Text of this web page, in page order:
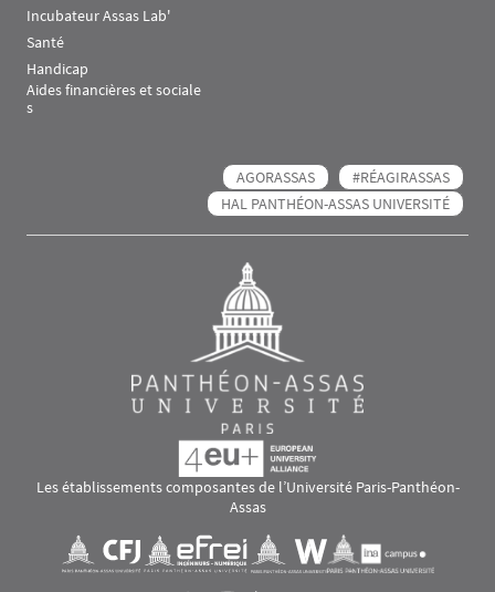
Incubateur Assas Lab'
Santé
Handicap
Aides financières et sociale
s
AGORASSAS
#RÉAGIRASSAS
HAL PANTHÉON-ASSAS UNIVERSITÉ
Les établissements composantes de l’Université Paris-Panthéon-
Assas
Visuel svgVisuel svg Visuel svgVisuel svg